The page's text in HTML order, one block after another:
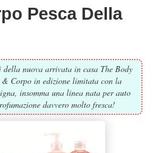
Pesca Della
nuova arrivata in casa The Body
Corpo in edizione limitata con la
insomma una linea nata per auto
davvero molto fresca!